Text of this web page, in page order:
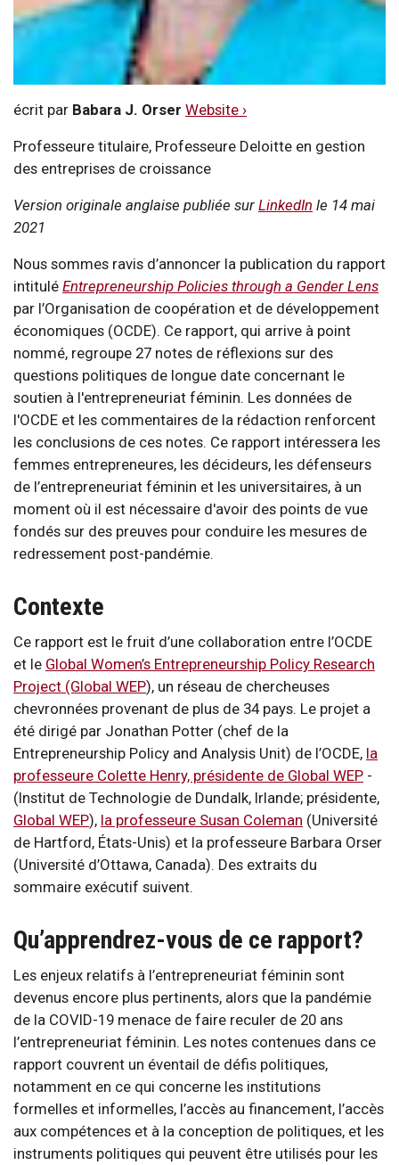
écrit par Babara J. Orser Website ›
Professeure titulaire, Professeure Deloitte en gestion
des entreprises de croissance
Version originale anglaise publiée sur LinkedIn le 14 mai
2021
Nous sommes ravis d’annoncer la publication du rapport
intitulé Entrepreneurship Policies through a Gender Lens
par l’Organisation de coopération et de développement
économiques (OCDE). Ce rapport, qui arrive à point
nommé, regroupe 27 notes de réflexions sur des
questions politiques de longue date concernant le
soutien à l'entrepreneuriat féminin. Les données de
l'OCDE et les commentaires de la rédaction renforcent
les conclusions de ces notes. Ce rapport intéressera les
femmes entrepreneures, les décideurs, les défenseurs
de l’entrepreneuriat féminin et les universitaires, à un
moment où il est nécessaire d'avoir des points de vue
fondés sur des preuves pour conduire les mesures de
redressement post-pandémie.
Contexte
Ce rapport est le fruit d’une collaboration entre l’OCDE
et le Global Women’s Entrepreneurship Policy Research
Project (Global WEP), un réseau de chercheuses
chevronnées provenant de plus de 34 pays. Le projet a
été dirigé par Jonathan Potter (chef de la
Entrepreneurship Policy and Analysis Unit) de l’OCDE, la
professeure Colette Henry, présidente de Global WEP -
(Institut de Technologie de Dundalk, Irlande; présidente,
Global WEP), la professeure Susan Coleman (Université
de Hartford, États-Unis) et la professeure Barbara Orser
(Université d’Ottawa, Canada). Des extraits du
sommaire exécutif suivent.
Qu’apprendrez-vous de ce rapport?
Les enjeux relatifs à l’entrepreneuriat féminin sont
devenus encore plus pertinents, alors que la pandémie
de la COVID-19 menace de faire reculer de 20 ans
l’entrepreneuriat féminin. Les notes contenues dans ce
rapport couvrent un éventail de défis politiques,
notamment en ce qui concerne les institutions
formelles et informelles, l’accès au financement, l’accès
aux compétences et à la conception de politiques, et les
instruments politiques qui peuvent être utilisés pour les